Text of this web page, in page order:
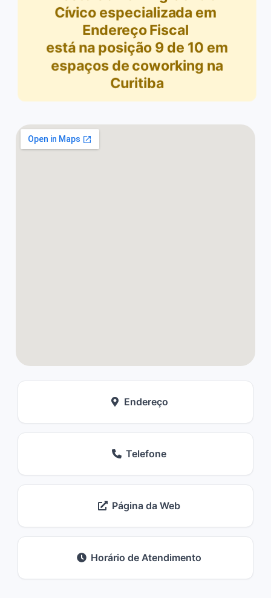
Cívico especializada em
Endereço Fiscal
está na posição 9 de 10 em
espaços de coworking na
Curitiba
Endereço
Telefone
Página da Web
Horário de Atendimento